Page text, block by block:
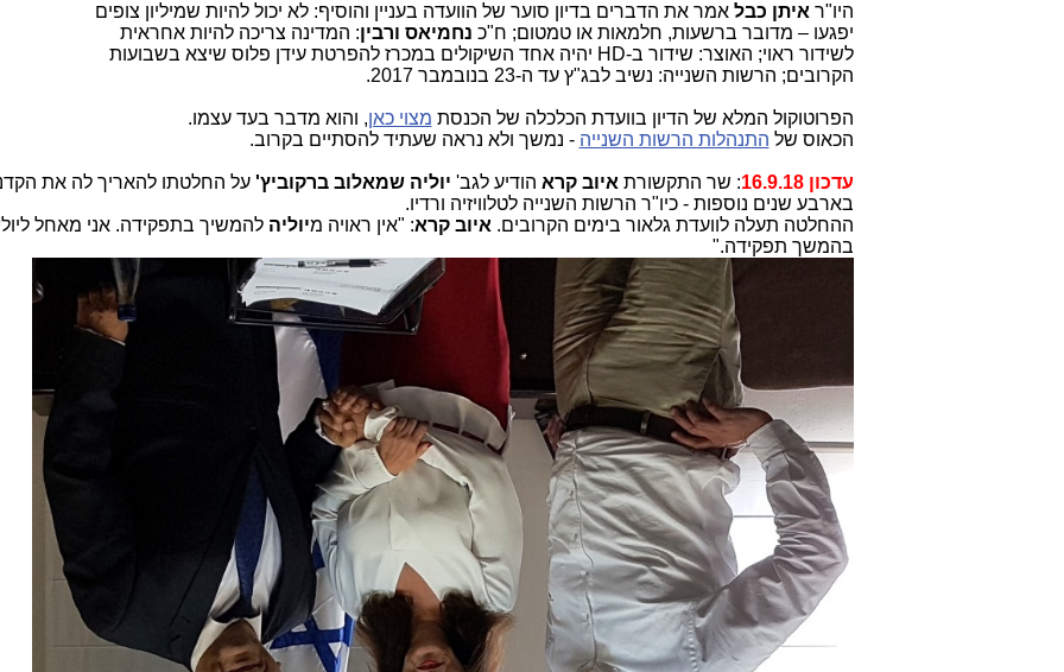
היו"ר איתן כבלאמר את הדברים בדיון סוער של הוועדה בעניין והוסיף: לא יכול להיות שמיליון צופים
יפגעו – מדובר ברשעות, חלמאות או טמטום; ח"כ נחמיאס ורבין: המדינה צריכה להיות אחראית
לשידור ראוי; האוצר: שידור ב-HD יהיה אחד השיקולים במכרז להפרטת עידן פלוס שיצא בשבועות
הקרובים; הרשות השנייה: נשיב לבג"ץ עד ה-23 בנובמבר 2017.
הפרוטוקול המלא של הדיון בוועדת הכלכלה של הכנסת מצוי כאן, והוא מדבר בעד עצמו.
הכאוס של התנהלות הרשות השנייה - נמשך ולא נראה שעתיד להסתיים בקרוב.
עדכון 16.9.18 : שר התקשורת איוב קרא הודיע לגב' יוליה שמאלוב ברקוביץ'על החלטתו להאריך לה את
בארבע שנים נוספות - כיו"ר הרשות השנייה לטלוויזיה ורדיו.
ההחלטה תעלה לוועדת גלאור בימים הקרובים. איוב קרא: "אין ראויה מיוליה להמשיך בתפקידה. אני מאחל
בהמשך תפקידה."